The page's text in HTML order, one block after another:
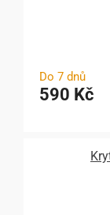
Do 7 dnů
590 Kč